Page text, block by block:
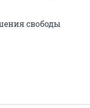
свободы